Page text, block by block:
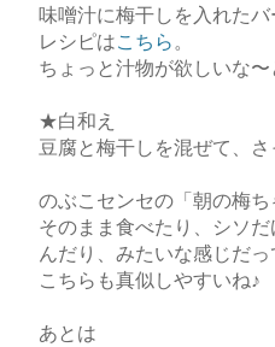
味噌汁に梅干しを入れたバ
レシピはこちら 。
ちょっと汁物が欲しいな〜
★白和え
豆腐と梅干しを混ぜて、さ
のぶこセンセの「朝の梅ち
そのまま食べたり、シソ
んだり、みたいな感じだっ
こちらも真似しやすいね♪
あとは